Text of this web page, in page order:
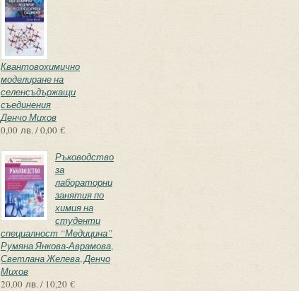
Квантовохимично
моделиране на
селенсъдържащи
съединения
Денчо Михов
0,00 лв. / 0,00 €
Ръководство
за
лабораторни
занятия по
химия на
студенти
специалност “Медицина”
Румяна Янкова-Аврамова,
Светлана Желева,Денчо
Михов
20,00 лв. / 10,20 €